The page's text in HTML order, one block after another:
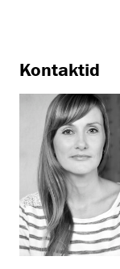
Kontaktid